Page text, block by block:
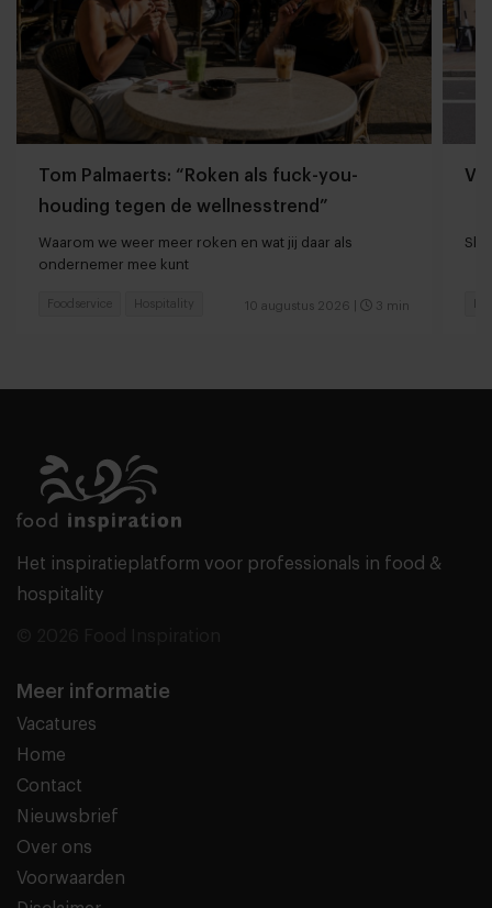
Tom Palmaerts: “Roken als fuck-you-
houding tegen de wellnesstrend”
Waarom we weer meer roken en wat jij daar als
ondernemer mee kunt
10 augustus 2026 3 min
Foodservice Hospitality
Het inspiratieplatform voor professionals in food &
hospitality
Meer informatie
Vacatures
Home
Contact
Nieuwsbrief
Over ons
Voorwaarden